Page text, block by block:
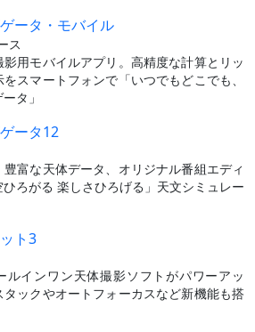
ータ・モバイル
ス
影用モバイルアプリ。高精度な計算とリッ
スマートフォンで「いつでもどこでも、
タ」
ータ12
豊富な天体データ、オリジナル番組エディ
ひろがる 楽しさひろげる」天文シミュレー
ト3
ルインワン天体撮影ソフトがパワーアッ
タックやオートフォーカスなど新機能も搭